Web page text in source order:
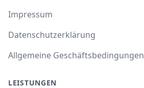
Impressum
Datenschutzerklärung
Allgemeine Geschäftsbedingungen
LEISTUNGEN